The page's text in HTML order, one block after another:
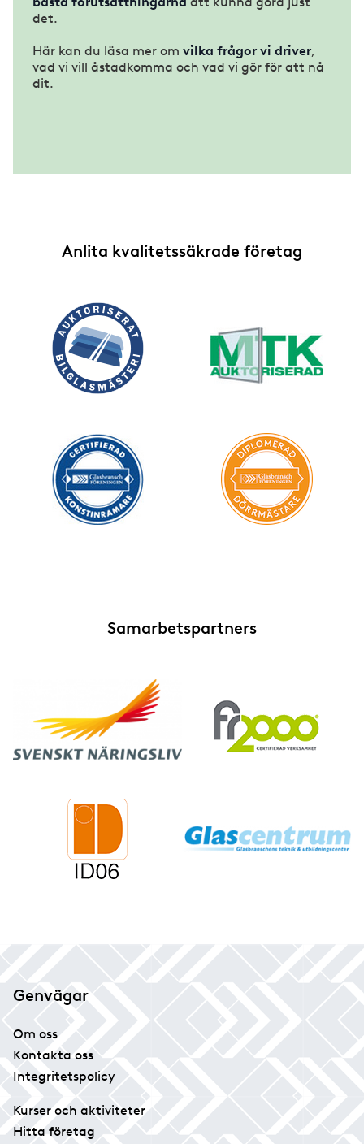
det.
Här kan du läsa mer om vilka frågor vi driver,
vad vi vill åstadkomma och vad vi gör för att nå
dit.
Anlita kvalitetssäkrade företag
Samarbetspartners
Genvägar
Om oss
Kontakta oss
Integritetspolicy
Kurser och aktiviteter
Hitta företag